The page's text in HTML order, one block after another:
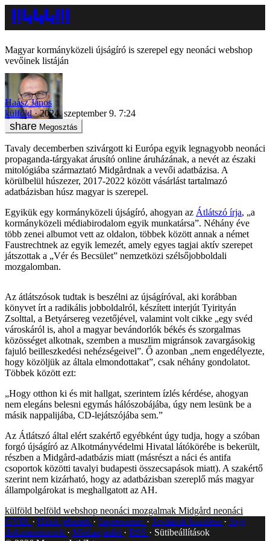
Magyar kormányközeli újságíró is szerepel egy neonáci webshop
vevőinek listáján
Haász János
külföld
2024. szeptember 9. 7:24
Megosztás
Tavaly decemberben szivárgott ki Európa egyik legnagyobb neonáci
propaganda-tárgyakat árusító online áruházának, a nevét az északi
mitológiába származtató Midgårdnak a vevői adatbázisa. A
körülbelül húszezer, 2017-2022 között vásárlást tartalmazó
adatbázisban húsz magyar is szerepel.
Egyikük egy kormányközeli újságíró, ahogyan az Átlátszó írja, „a
kormányközeli médiabirodalom egyik munkatársa”. Néhány éve
több zenei albumot vett az oldalon, többek között annak a német
Faustrechtnek az egyik lemezét, amely egyes tagjai aktív szerepet
játszottak a „Vér és Becsület” nemzetközi szélsőjobboldali
mozgalomban.
Az átlátszósok tudtak is beszélni az újságíróval, aki korábban
könyvet írt a radikális jobboldalról, készített interjút Tyirityán
Zsolttal, a Betyársereg vezetőjével, valamint volt cikke „egy svéd
városkáról is, ahol a magyar bevándorlók békés és szorgalmas
közösséget alkotnak, szemben a muszlim migránsok zavargásokig
fajuló beilleszkedési nehézségeivel”. Ő azonban „nem engedélyezte,
hogy közöljük az általa elmondottakat”, csak néhány gondolatot.
Többek között ezt:
„Hogy otthon ki és mit hallgat, szerintem ízlés kérdése, ahogyan
nem elegáns belesni egymás hálószobájába, úgy nem lesünk be a
másik nappalijába, CD-lejátszójába sem.”
Az Átlátszó által elért szakértő egyébként úgy tudja, hogy a szóban
forgó újságíró az Alkotmányvédelmi Hivatal látókörébe is bekerült,
részben a Midgård-adatbázis miatt (másrészt a náci és antifa
csoportok közötti tavalyi budapesti összecsapások miatt). A szakértő
szerint nem kizárható, hogy az adatbázisban szereplő más magyar
állampolgárokat is meghallgatott az AH.
külföld belföld webshop neonáci mozgalmak Midgård neonáci
GYIK
Hibát jelentek Impresszum Javítások kezelése
Jogi
dokumentumok
Médiaajánlat RSS
Sütibeállítások